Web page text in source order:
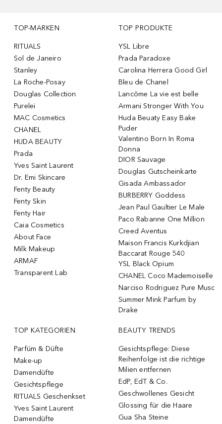
TOP-MARKEN
RITUALS
Sol de Janeiro
Stanley
La Roche-Posay
Douglas Collection
Purelei
MAC Cosmetics
CHANEL
HUDA BEAUTY
Prada
Yves Saint Laurent
Dr. Emi Skincare
Fenty Beauty
Fenty Skin
Fenty Hair
Caia Cosmetics
About Face
Milk Makeup
ARMAF
Transparent Lab
TOP PRODUKTE
YSL Libre
Prada Paradoxe
Carolina Herrera Good Girl
Bleu de Chanel
Lancôme La vie est belle
Armani Stronger With You
Huda Beuaty Easy Bake
Puder
Valentino Born In Roma
Donna
DIOR Sauvage
Douglas Gutscheinkarte
Gisada Ambassador
BURBERRY Goddess
Jean Paul Gaultier Le Male
Paco Rabanne One Million
Creed Aventus
Maison Francis Kurkdjian
Baccarat Rouge 540
YSL Black Opium
CHANEL Coco Mademoiselle
Narciso Rodriguez Pure Musc
Summer Mink Parfum by
Drake
TOP KATEGORIEN
Parfüm & Düfte
Make-up
Damendüfte
Gesichtspflege
RITUALS Geschenkset
Yves Saint Laurent
Damendüfte
BEAUTY TRENDS
Gesichtspflege: Diese
Reihenfolge ist die richtige
Milien entfernen
EdP, EdT & Co.
Geschwollenes Gesicht
Glossing für die Haare
Gua Sha Steine